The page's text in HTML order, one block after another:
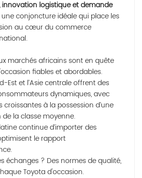
innovation logistique et demande
conjoncture idéale qui place les
au cœur du commerce
marchés africains sont en quête
fiables et abordables.
Est et l’Asie centrale offrent des
dynamiques, avec
croissantes à la possession d’une
la classe moyenne.
continue d’importer des
le rapport
échanges ? Des normes de qualité,
Toyota d'occasion.